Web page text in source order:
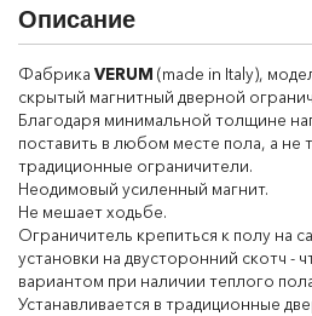
Описание
Фабрика VERUM (made in Italy),
скрытый магнитный дверной
Благодаря минимальной толщине
поставить в любом месте пола, а не
традиционные ограничители.
Неодимовый усиленный магнит.
Не мешает ходьбе.
Ограничитель крепиться к полу на
установки на двусторонний скотч -
вариантом при наличии теплого
Устанавливается в традиционные